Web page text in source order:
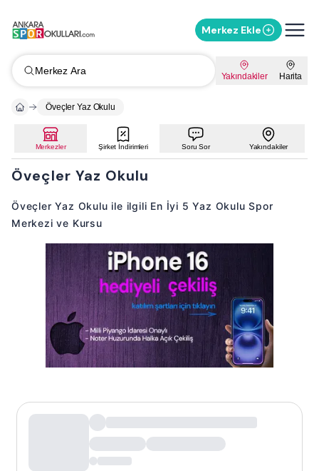
Merkez Ekle
Merkez Ara Yakındakiler Harita
Öveçler Yaz Okulu
Merkezler Şirket İndirimleri Soru Sor Yakındakiler
Öveçler Yaz Okulu
Öveçler Yaz Okulu ile ilgili En İyi 5 Yaz Okulu Spor
Merkezi ve Kursu